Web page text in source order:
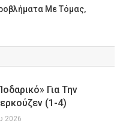
Με Τόμας,
Για Την
(1-4)
2026